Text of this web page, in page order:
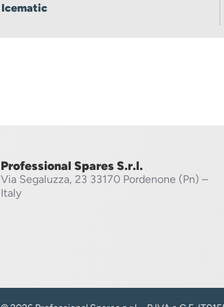
Icematic
Professional Spares S.r.l.
Via Segaluzza, 23 33170 Pordenone (Pn) –
Italy